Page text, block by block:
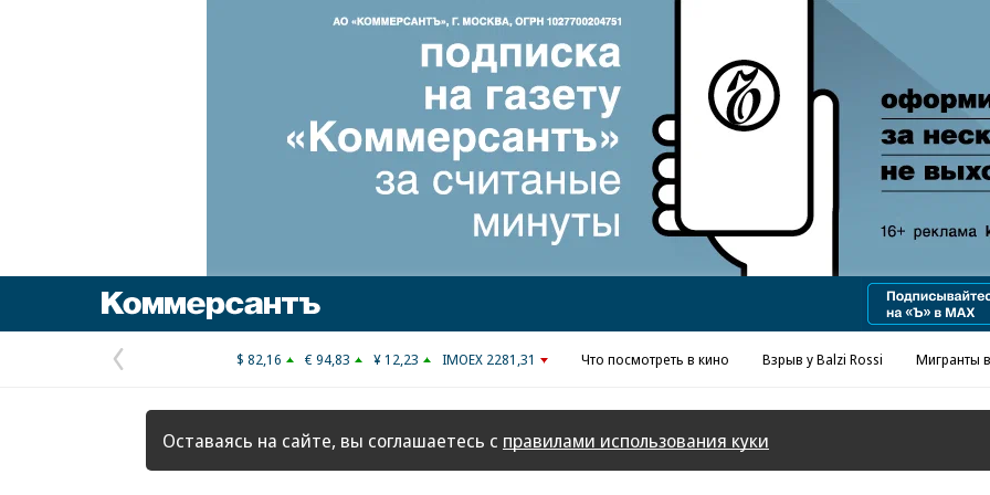
Реклама в «Ъ» www.kommersant.ru/ad
Предыдущая
страница
$ 82,16 € 94,83 ¥ 12,23 IMOEX 2281,31 Что посмотреть в кино Взрыв у Balzi Rossi Мигранты
Оставаясь на сайте, вы соглашаетесь с правилами использования куки